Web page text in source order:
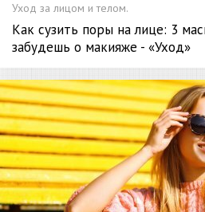
Уход за лицом и телом.
Как сузить поры на лице: 3
забудешь о макияже - «Уход»